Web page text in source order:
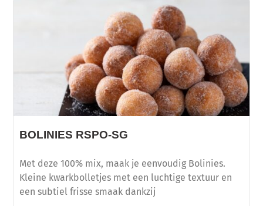
BOLINIES RSPO-SG
Met deze 100% mix, maak je eenvoudig Bolinies.
Kleine kwarkbolletjes met een luchtige textuur en
een subtiel frisse smaak dankzij